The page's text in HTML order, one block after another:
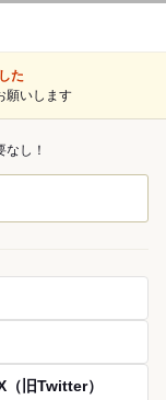
た
願いします
し！
（旧Twitter）